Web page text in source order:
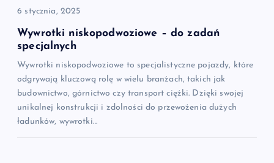
6 stycznia, 2025
Wywrotki niskopodwoziowe – do zadań
specjalnych
Wywrotki niskopodwoziowe to specjalistyczne pojazdy, które
odgrywają kluczową rolę w wielu branżach, takich jak
budownictwo, górnictwo czy transport ciężki. Dzięki swojej
unikalnej konstrukcji i zdolności do przewożenia dużych
ładunków, wywrotki…